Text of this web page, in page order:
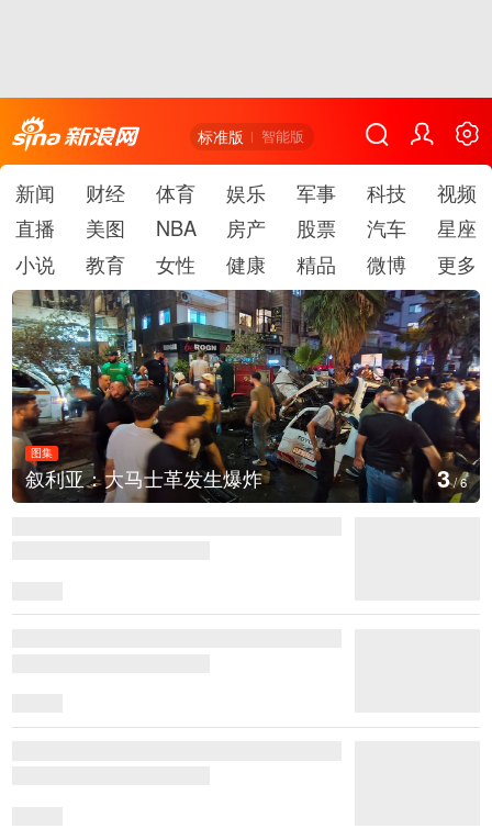
标准版 智能版
新闻 财经 体育 娱乐 军事 科技
视频
直播
美图 NBA 房产 股票 汽车
星座
小说
教育 女性 健康 精品 微博 更多
图集
叙利亚：大马士革发生爆炸 3/6